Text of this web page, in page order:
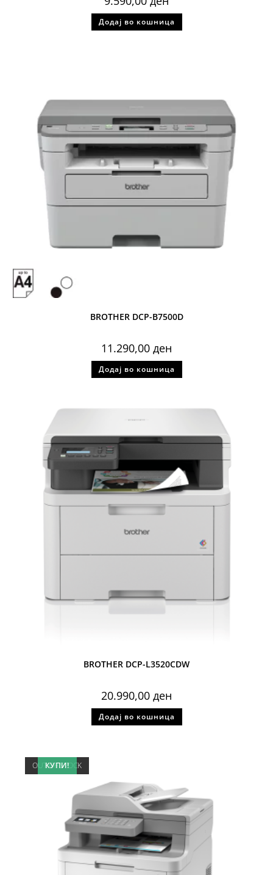
Додај во кошница
BROTHER DCP-B7500D
11.290,00 ден
Додај во кошница
BROTHER DCP-L3520CDW
20.990,00 ден
Додај во кошница
OUT OF STOCK
КУПИ!